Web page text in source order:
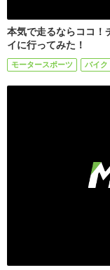
本気で走るならココ！
イに行ってみた！
モータースポーツ バイク